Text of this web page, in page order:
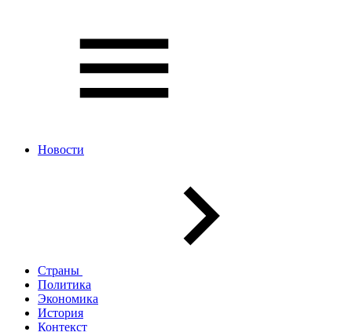
Новости
Страны
Политика
Экономика
История
Контекст